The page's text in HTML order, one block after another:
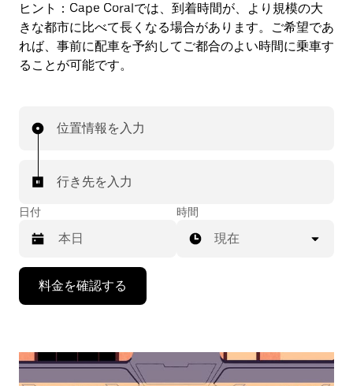
ヒント： Cape Coralでは、到着時間が、より規模の大
きな都市に比べて長くなる場合があります。ご希望であ
れば、事前に配車を予約してご都合のよい時間に乗車す
ることが可能です。
位置情報を入力
行き先を入力
日付
で
時間
現在
料金を確認する